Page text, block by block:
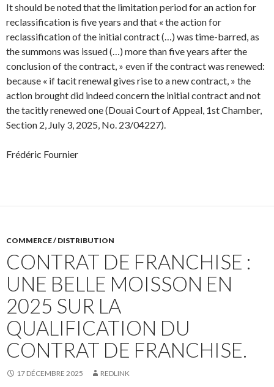
It should be noted that the limitation period for an action for
reclassification is five years and that « the action for
reclassification of the initial contract (…) was time-barred, as
the summons was issued (…) more than five years after the
conclusion of the contract, » even if the contract was renewed:
because « if tacit renewal gives rise to a new contract, » the
action brought did indeed concern the initial contract and not
the tacitly renewed one (Douai Court of Appeal, 1st Chamber,
Section 2, July 3, 2025, No. 23/04227).
Frédéric Fournier
COMMERCE / DISTRIBUTION
CONTRAT DE FRANCHISE :
UNE BELLE MOISSON EN
2025 SUR LA
QUALIFICATION DU
CONTRAT DE FRANCHISE.
17 DÉCEMBRE 2025 REDLINK